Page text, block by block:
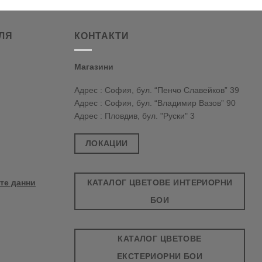
данни
КОНТАКТИ
Магазини
Адрес : София, бул. “Пенчо Славейков” 39
Адрес : София, бул. “Владимир Вазов” 90
Адрес : Пловдив, бул. "Руски" 3
ЛОКАЦИИ
КАТАЛОГ ЦВЕТОВЕ ИНТЕРИОРНИ
БОИ
КАТАЛОГ ЦВЕТОВЕ
ЕКСТЕРИОРНИ БОИ